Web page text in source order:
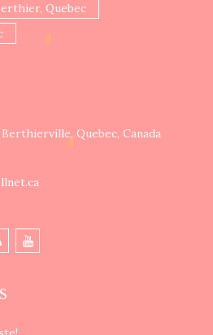
Quebec
Quebec, Canada